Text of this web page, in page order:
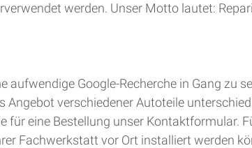
werden. Unser Motto lautet:
aufwendige Google-Recherche in Gang zu
Angebot verschiedener Autoteile
für eine Bestellung unser Kontaktformular.
Fachwerkstatt vor Ort installiert werden